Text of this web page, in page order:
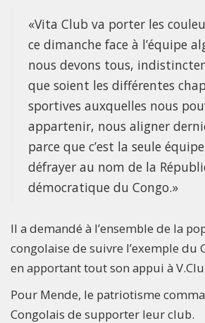
«Vita Club va porter les
ce dimanche face à l’équipe
nous devons tous,
que soient les différentes
sportives auxquelles nous
appartenir, nous aligner
parce que c’est la seule
défrayer au nom de la
démocratique du Congo.»
Il a demandé à l’ensemble de la
congolaise de suivre l’exemple du
en apportant tout son appui à
Pour Mende, le patriotisme
Congolais de supporter leur club.